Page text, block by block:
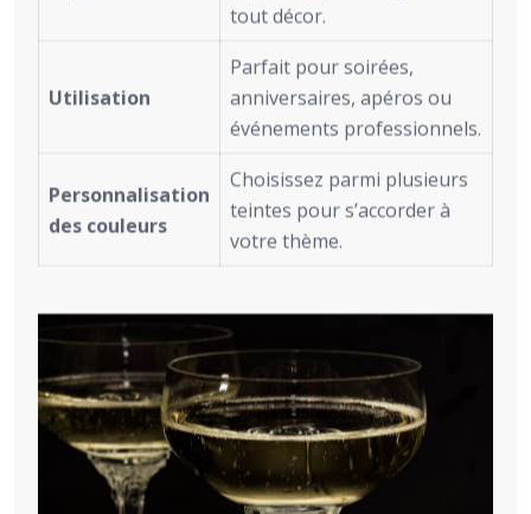
tout décor.
Utilisation
Parfait pour soirées,
anniversaires, apéros ou
événements professionnels.
Personnalisation
des couleurs
Choisissez parmi plusieurs
teintes pour s’accorder à
votre thème.